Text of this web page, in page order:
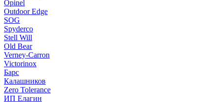
Opinel
Outdoor Edge
SOG
Spyderco
Stell Will
Old Bear
Verney-Carron
Victorinox
Барс
Калашников
Zero Tolerance
ИП Елагин